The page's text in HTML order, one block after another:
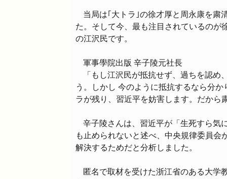
当局は｢大トラ｣の徐才厚と周永康を粛
た。そして今、最も注目されているのが
の江沢民です。
軍事學院出版 辛子陵元社長
「もし江沢民が抵抗せず、過ちを認
う。しかし 今のように抵抗するなら分
ラが残り、習近平を妨害します。だから
辛子陵さんは、習近平が「生死すら気
も止められないと述べ、中央規律委員
解決するためだと分析しました。
匿名で取材を受けた浙江省のある大学